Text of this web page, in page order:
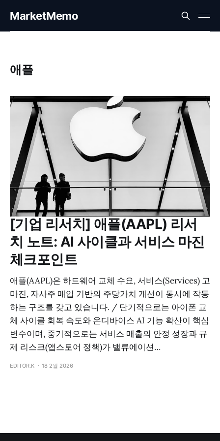
MarketMemo
애플
[기업 리서치] 애플(AAPL) 리서
치 노트: AI 사이클과 서비스 마진
체크포인트
애플(AAPL)은 하드웨어 교체 수요, 서비스(Services) 고
마진, 자사주 매입 기반의 주당가치 개선이 동시에 작동
하는 구조를 갖고 있습니다. / 단기적으로는 아이폰 교
체 사이클 회복 속도와 온디바이스 AI 기능 확산이 핵심
변수이며, 중기적으로는 서비스 매출의 안정 성장과 규
제 리스크(앱스토어 정책)가 밸류에이션…
EDITOR.K 18 2월 2026